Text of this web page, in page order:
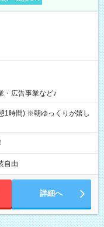
・広告事業など♪
時間) ※朝ゆっくりが嬉し
自由
詳細へ